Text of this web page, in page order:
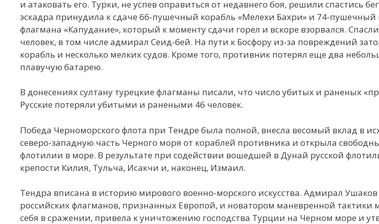
и атаковать его. Турки, не успев оправиться от недавнего боя, решили спастись
эскадра принудила к сдаче 66-пушечный корабль «Мелехи Бахри» и 74-пушечный
флагмана «Капудание», который к моменту сдачи горел и вскоре взорвался.
человек, в том числе адмирал Сеид-бей. На пути к Босфору из-за повреждений
корабль и несколько мелких судов. Кроме того, противник потерял еще два
плавучую батарею.
В донесениях султану турецкие флагманы писали, что число убитых и раненых
Русские потеряли убитыми и ранеными 46 человек.
Победа Черноморского флота при Тендре была полной, внесла весомый вклад в
северо-западную часть Черного моря от кораблей противника и открыла
флотилии в море. В результате при содействии вошедшей в Дунай русской
крепости Килия, Тульча, Исакчи и, наконец, Измаил.
Тендра вписана в историю мирового военно-морского искусства. Адмирал
российских флагманов, признанных Европой, и новатором маневренной тактики
себя в сражении, привела к уничтожению господства Турции на Черном море и